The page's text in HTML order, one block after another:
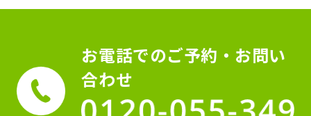
お電話でのご予約・お問い
合わせ